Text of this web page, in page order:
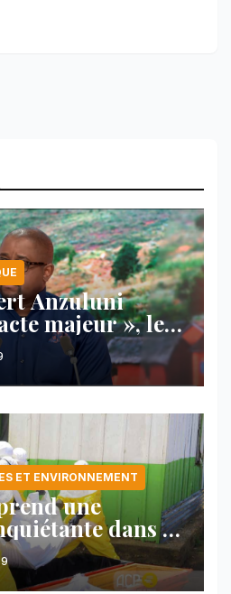
Anzuluni
majeur », le
des
ET ENVIRONNEMENT
une
dans le